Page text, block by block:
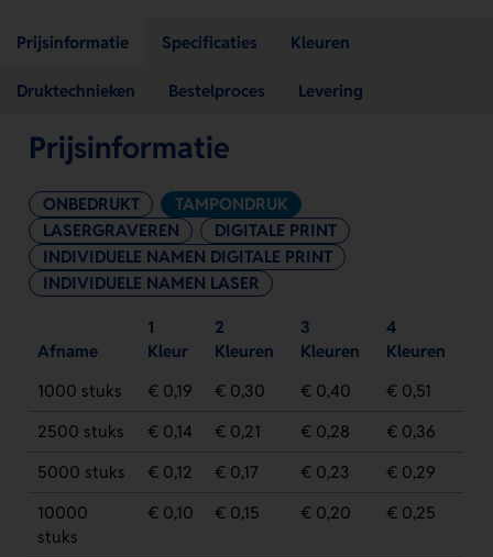
Prijsinformatie Specificaties Kleuren
Druktechnieken Bestelproces Levering
Prijsinformatie
ONBEDRUKT
TAMPONDRUK
LASERGRAVEREN
DIGITALE PRINT
INDIVIDUELE NAMEN DIGITALE PRINT
INDIVIDUELE NAMEN LASER
Afname
1
Kleur
2
Kleuren
3
Kleuren
4
Kleuren
1000 stuks
€ 0,19 € 0,30 € 0,40
€ 0,51
2500 stuks
€ 0,14 € 0,21 € 0,28
€ 0,36
5000 stuks
€ 0,12 € 0,17 € 0,23
€ 0,29
10000
stuks
€ 0,10 € 0,15 € 0,20 € 0,25